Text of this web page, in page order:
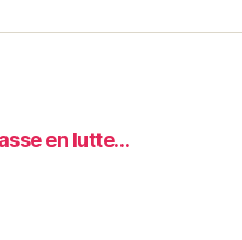
en lutte…